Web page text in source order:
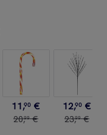
11,90 €
20,99 €
12,90 €
23,99 €